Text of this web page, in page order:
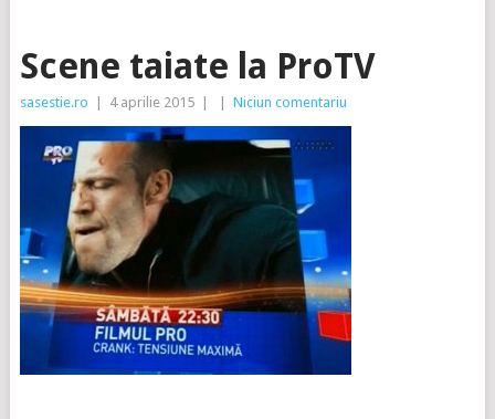
Scene taiate la ProTV
sasestie.ro 4 aprilie 2015 Niciun comentariu